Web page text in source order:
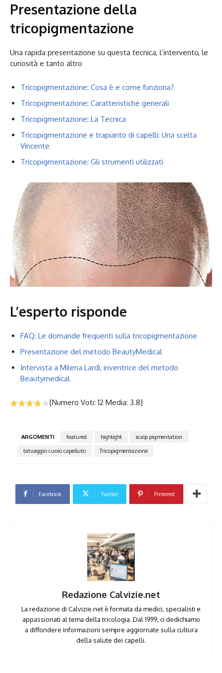
Presentazione della
tricopigmentazione
Una rapida presentazione su questa tecnica, l’intervento, le
curiosità e tanto altro
Tricopigmentazione: Cosa è e come funziona?
Tricopigmentazione: Caratteristiche generali
Tricopigmentazione: La Tecnica
Tricopigmentazione e trapianto di capelli: Una scelta
Vincente
Tricopigmentazione: Gli strumenti utilizzati
L’esperto risponde
FAQ: Le domande frequenti sulla tricopigmentazione
Presentazione del metodo BeautyMedical
Intervista a Milena Lardì, inventrice del metodo
Beautymedical
[Numero Voti: 12 Media: 3.8]
ARGOMENTI featured highlight
scalp pigmentation
tatuaggio cuoio capelluto
Tricopigmentazione
Facebook Twitter Pinterest
Redazione Calvizie.net
La redazione di Calvizie.net è formata da medici, specialisti e
appassionati al tema della tricologia. Dal 1999, ci dedichiamo
a diffondere informazioni sempre aggiornate sulla cultura
della salute dei capelli.